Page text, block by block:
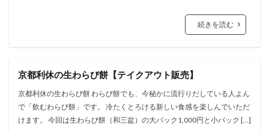
続きを読む
京都利休の生わらび餅【テイクアウト販売】
京都利休の生わらび餅 わらび餅でも、今秘かに流行りだしている人よん
で「飲むわらび餅」です。 冷たくとろける新しい食感を楽しんでいただ
けます。 今回は生わらび餅（和三盆）の大パック1,000円と小パック […]